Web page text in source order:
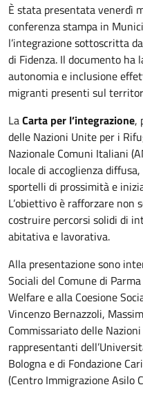
È stata presentata venerdì
conferenza stampa in
l’integrazione sottoscritta
di Fidenza. Il documento
autonomia e inclusione
migranti presenti sul
LaCarta per l’integrazione,
delle Nazioni Unite per i
Nazionale Comuni Italiani
locale di accoglienza
sportelli di prossimità e
L’obiettivo è rafforzare non
costruire percorsi solidi di
abitativa e lavorativa.
Alla presentazione sono
Sociali del Comune di Parma
Welfare e alla Coesione
Vincenzo Bernazzoli,
Commissariato delle
rappresentanti
Bologna e di Fondazione
(Centro Immigrazione Asilo